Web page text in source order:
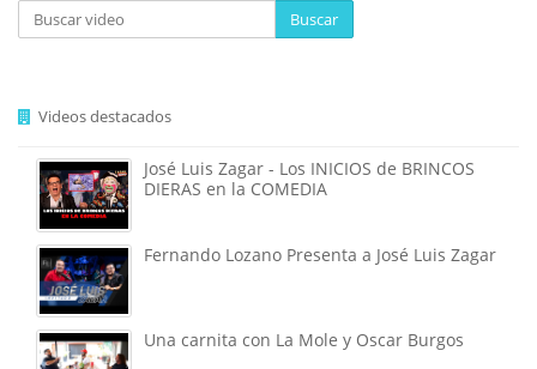
Buscar
Videos destacados
José Luis Zagar - Los INICIOS de BRINCOS
DIERAS en la COMEDIA
Fernando Lozano Presenta a José Luis Zagar
Una carnita con La Mole y Oscar Burgos